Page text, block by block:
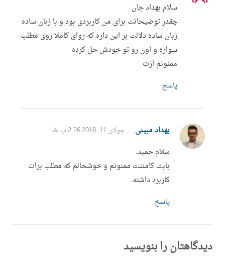
سلام بهداد جان
چقدر توضیحاتت برای من کاربردی بود و با زبان ساده
زبان ساده دلالت بر این داره که روای کاملا روی مطلب
سواره و اون رو تو خودش حل کرده
ممنونم ازت
پاسخ
بهداد مبینی جولای 11, 2018 2:26 ب.ظ
سلام حمید.
بابت کامنتت ممنونم و خوشحالم که مطلب برات
کاربرد داشته.
پاسخ
دیدگاهتان را بنویسید